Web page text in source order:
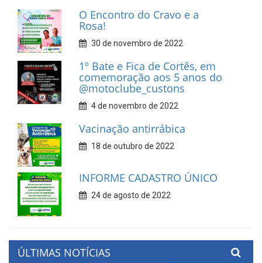
O Encontro do Cravo e a
Rosa!
30 de novembro de 2022
1º Bate e Fica de Cortês, em
comemoração aos 5 anos do
@motoclube_custons
4 de novembro de 2022
Vacinação antirrábica
18 de outubro de 2022
INFORME CADASTRO ÚNICO
24 de agosto de 2022
ÚLTIMAS NOTÍCIAS